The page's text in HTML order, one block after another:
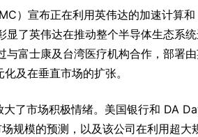
）宣布正在利用英伟达的加速计算
了英伟达在推动整个半导体生态系
富士康及台湾医疗机构合作，部署
及在垂直市场的扩张。
大了市场积极情绪。美国银行和 DA
规模的预测，以及该公司在利用超